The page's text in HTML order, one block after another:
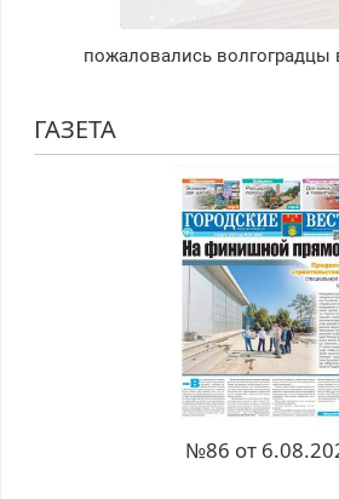
пожаловались волгоградцы
ГАЗЕТА
№86 от